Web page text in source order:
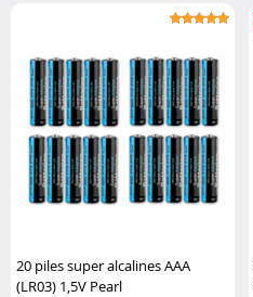
20 piles super alcalines AAA
(LR03) 1,5V Pearl